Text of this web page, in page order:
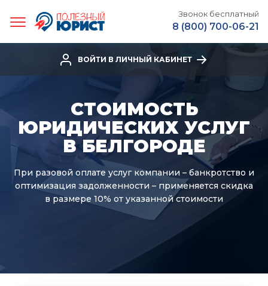
Звонок бесплатный
8 (800) 700-06-21
ВОЙТИ В ЛИЧНЫЙ КАБИНЕТ
СТОИМОСТЬ
ЮРИДИЧЕСКИХ УСЛУГ
В БЕЛГОРОДЕ
При разовой оплате услуг компании – банкротство и
оптимизация задолженности – применяется скидка
в размере 10% от указанной стоимости